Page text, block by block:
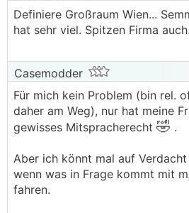
Definiere Großraum Wien...
hat sehr viel. Spitzen Firma auch.
Casemodder
Für mich kein Problem (bin rel.
daher am Weg), nur hat meine
gewisses Mitspracherecht 🤣 .
Aber ich könnt mal auf Verdacht
wenn was in Frage kommt mit
fahren.